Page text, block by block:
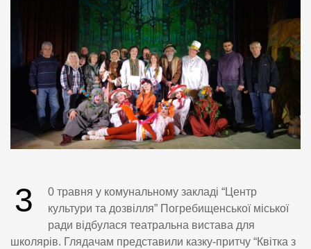
3
0 травня у комунальному закладі “Центр
культури та дозвілля” Погребищенської міської
ради відбулася театральна вистава для
школярів. Глядачам представили казку-притчу “Квітка з